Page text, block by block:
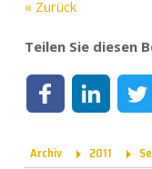
« Zurück
Teilen Sie diesen
Teilen auf Facebook
Teilen auf
Archiv 2011